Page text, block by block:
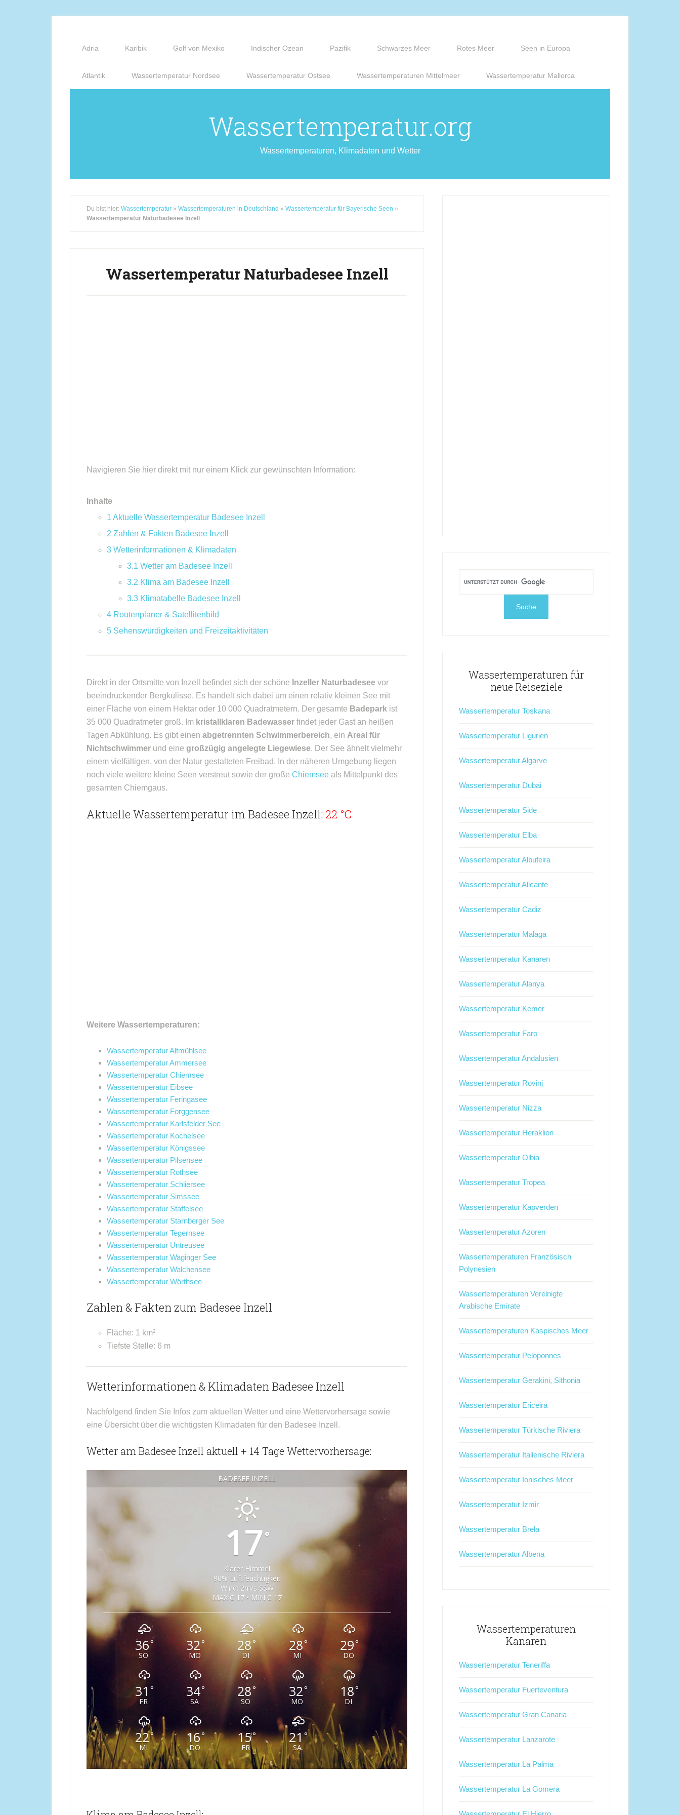
Adria Karibik Golf von Mexiko Indischer Ozean Pazifik Schwarzes Meer Rotes Meer Seen in Europa
Atlantik Wassertemperatur Nordsee Wassertemperatur Ostsee Wassertemperaturen Mittelmeer Wassertemperatur Mallorca
Wassertemperatur.org
Wassertemperaturen, Klimadaten und Wetter
Du bist hier: Wassertemperatur » Wassertemperaturen in Deutschland » Wassertemperatur für Bayerische Seen »
Wassertemperatur Naturbadesee Inzell
Wassertemperatur Naturbadesee Inzell
Navigieren Sie hier direkt mit nur einem Klick zur gewünschten Information:
Inhalte
1 Aktuelle Wassertemperatur Badesee Inzell
2 Zahlen & Fakten Badesee Inzell
3 Wetterinformationen & Klimadaten
3.1 Wetter am Badesee Inzell
3.2 Klima am Badesee Inzell
3.3 Klimatabelle Badesee Inzell
4 Routenplaner & Satellitenbild
5 Sehenswürdigkeiten und Freizeitaktivitäten
Direkt in der Ortsmitte von Inzell befindet sich der schöne Inzeller Naturbadesee vor
beeindruckender Bergkulisse. Es handelt sich dabei um einen relativ kleinen See mit
einer Fläche von einem Hektar oder 10 000 Quadratmetern. Der gesamte Badepark ist
35 000 Quadratmeter groß. Im kristallklaren Badewasser findet jeder Gast an heißen
Tagen Abkühlung. Es gibt einen abgetrennten Schwimmerbereich, ein Areal für
Nichtschwimmer und eine großzügig angelegte Liegewiese. Der See ähnelt vielmehr
einem vielfältigen, von der Natur gestalteten Freibad. In der näheren Umgebung liegen
noch viele weitere kleine Seen verstreut sowie der große Chiemsee als Mittelpunkt des
gesamten Chiemgaus.
Aktuelle Wassertemperatur im Badesee Inzell: 22 °C
Weitere Wassertemperaturen:
Wassertemperatur Altmühlsee
Wassertemperatur Ammersee
Wassertemperatur Chiemsee
Wassertemperatur Eibsee
Wassertemperatur Feringasee
Wassertemperatur Forggensee
Wassertemperatur Karlsfelder See
Wassertemperatur Kochelsee
Wassertemperatur Königssee
Wassertemperatur Pilsensee
Wassertemperatur Rothsee
Wassertemperatur Schliersee
Wassertemperatur Simssee
Wassertemperatur Staffelsee
Wassertemperatur Starnberger See
Wassertemperatur Tegernsee
Wassertemperatur Untreusee
Wassertemperatur Waginger See
Wassertemperatur Walchensee
Wassertemperatur Wörthsee
Zahlen & Fakten zum Badesee Inzell
Fläche: 1 km²
Tiefste Stelle: 6 m
Wetterinformationen & Klimadaten Badesee Inzell
Nachfolgend finden Sie Infos zum aktuellen Wetter und eine Wettervorhersage sowie
eine Übersicht über die wichtigsten Klimadaten für den Badesee Inzell.
Wetter am Badesee Inzell aktuell + 14 Tage Wettervorhersage:
BADESEE INZELL
17°
Klarer Himmel
90% Luftfeuchtigkeit
Wind: 2m/s SSW
MAX C 17 • MIN C 17
36°
SO
32°
MO
28°
DI
28°
MI
29°
DO
31 °
FR
34°
SA
28°
SO
32°
MO
18°
DI
22°
MI
16°
DO
15°
FR
21°
SA
Wassertemperaturen für
neue Reiseziele
Wassertemperatur Toskana
Wassertemperatur Ligurien
Wassertemperatur Algarve
Wassertemperatur Dubai
Wassertemperatur Side
Wassertemperatur Elba
Wassertemperatur Albufeira
Wassertemperatur Alicante
Wassertemperatur Cadiz
Wassertemperatur Malaga
Wassertemperatur Kanaren
Wassertemperatur Alanya
Wassertemperatur Kemer
Wassertemperatur Faro
Wassertemperatur Andalusien
Wassertemperatur Rovinj
Wassertemperatur Nizza
Wassertemperatur Heraklion
Wassertemperatur Olbia
Wassertemperatur Tropea
Wassertemperatur Kapverden
Wassertemperatur Azoren
Wassertemperaturen Französisch
Polynesien
Wassertemperaturen Vereinigte
Arabische Emirate
Wassertemperaturen Kaspisches Meer
Wassertemperatur Peloponnes
Wassertemperatur Gerakini, Sithonia
Wassertemperatur Ericeira
Wassertemperatur Türkische Riviera
Wassertemperatur Italienische Riviera
Wassertemperatur Ionisches Meer
Wassertemperatur Izmir
Wassertemperatur Brela
Wassertemperatur Albena
Wassertemperaturen
Kanaren
Wassertemperatur Teneriffa
Wassertemperatur Fuerteventura
Wassertemperatur Gran Canaria
Wassertemperatur Lanzarote
Wassertemperatur La Palma
Wassertemperatur La Gomera